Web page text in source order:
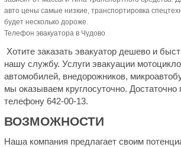
авто цены самые низкие, транспортировка
будет несколько дороже.
Телефон эвакуатора в Чудово
Хотите заказать эвакуатор дешево и
нашу службу. Услуги эвакуации
автомобилей, внедорожников,
мы оказываем круглосуточно. Достаточно
телефону 642-00-13.
ВОЗМОЖНОСТИ
Наша компания предлагает своим